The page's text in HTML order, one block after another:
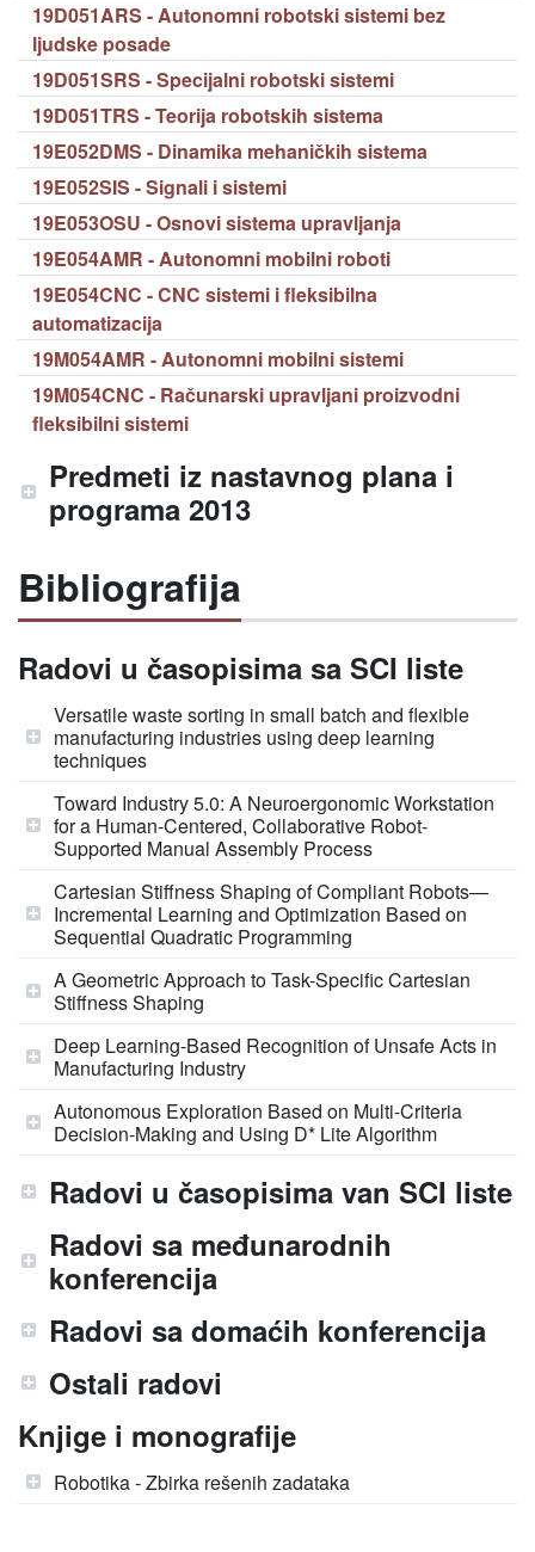
19D051ARS - Autonomni robotski sistemi bez
ljudske posade
19D051SRS - Specijalni robotski sistemi
19D051TRS - Teorija robotskih sistema
19E052DMS - Dinamika mehaničkih sistema
19E052SIS - Signali i sistemi
19E053OSU - Osnovi sistema upravljanja
19E054AMR - Autonomni mobilni roboti
19E054CNC - CNC sistemi i fleksibilna
automatizacija
19M054AMR - Autonomni mobilni sistemi
19M054CNC - Računarski upravljani proizvodni
fleksibilni sistemi
Predmeti iz nastavnog plana i
programa 2013
Bibliografija
Radovi u časopisima sa SCI liste
Versatile waste sorting in small batch and flexible
manufacturing industries using deep learning
techniques
Toward Industry 5.0: A Neuroergonomic Workstation
for a Human-Centered, Collaborative Robot-
Supported Manual Assembly Process
Cartesian Stiffness Shaping of Compliant Robots—
Incremental Learning and Optimization Based on
Sequential Quadratic Programming
A Geometric Approach to Task-Specific Cartesian
Stiffness Shaping
Deep Learning-Based Recognition of Unsafe Acts in
Manufacturing Industry
Autonomous Exploration Based on Multi-Criteria
Decision-Making and Using D* Lite Algorithm
Radovi u časopisima van SCI liste
Radovi sa međunarodnih
konferencija
Radovi sa domaćih konferencija
Ostali radovi
Knjige i monografije
Robotika - Zbirka rešenih zadataka